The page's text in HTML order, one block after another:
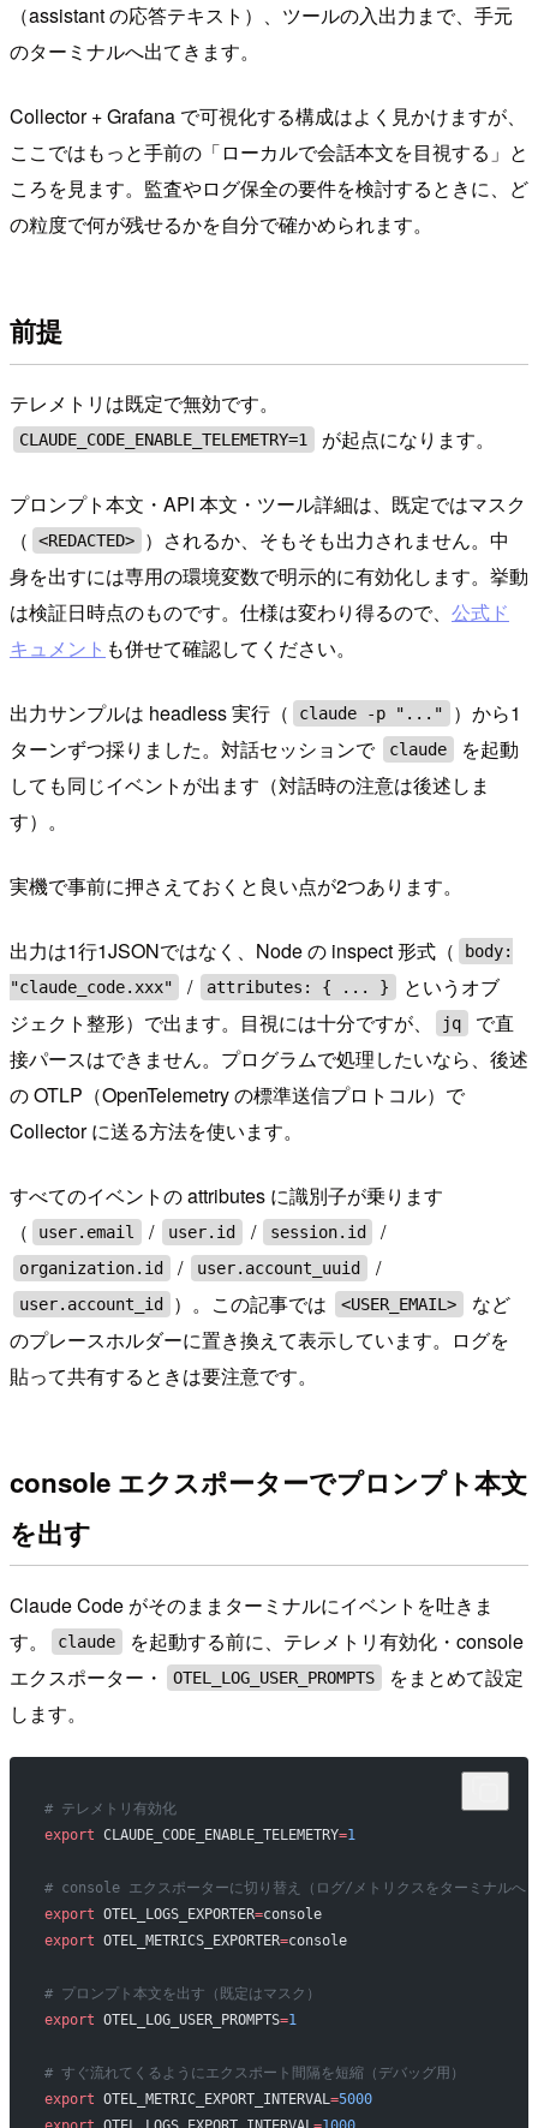
（assistant の応答テキスト）、ツールの入出力まで、手元
のターミナルへ出てきます。
Collector + Grafana で可視化する構成はよく見かけますが、
ここではもっと手前の「ローカルで会話本文を目視する」と
ころを見ます。監査やログ保全の要件を検討するときに、ど
の粒度で何が残せるかを自分で確かめられます。
前提
テレメトリは既定で無効です。
CLAUDE_CODE_ENABLE_TELEMETRY=1 が起点になります。
プロンプト本文・API 本文・ツール詳細は、既定ではマスク
（
<REDACTED>
）されるか、そもそも出力されません。中
身を出すには専用の環境変数で明示的に有効化します。挙動
は検証日時点のものです。仕様は変わり得るので、 公式ド
キュメント も併せて確認してください。
出力サンプルは headless 実行（ claude -p "..."
）から1
ターンずつ採りました。対話セッションで
claude
を起動
しても同じイベントが出ます（対話時の注意は後述しま
す）。
実機で事前に押さえておくと良い点が2つあります。
出力は1行1JSONではなく、Node の inspect 形式（
body:
"claude_code.xxx"
/ attributes: { ... }
というオブ
ジェクト整形）で出ます。目視には十分ですが、
jq
で直
接パースはできません。プログラムで処理したいなら、後述
の OTLP（OpenTelemetry の標準送信プロトコル）で
Collector に送る方法を使います。
すべてのイベントの attributes に識別子が乗ります
（
user.email / user.id / session.id /
organization.id / user.account_uuid /
user.account_id ）。この記事では <USER_EMAIL>
など
のプレースホルダーに置き換えて表示しています。ログを
貼って共有するときは要注意です。
console エクスポーターでプロンプト本文
を出す
Claude Code がそのままターミナルにイベントを吐きま
す。
claude
を起動する前に、テレメトリ有効化・console
エクスポーター・
OTEL_LOG_USER_PROMPTS
をまとめて設定
します。
# テレメトリ有効化
export CLAUDE_CODE_ENABLE_TELEMETRY=1
# console エクスポーターに切り替え（ログ/メトリクスをターミナルへ
export OTEL_LOGS_EXPORTER=console
export OTEL_METRICS_EXPORTER=console
# プロンプト本文を出す（既定はマスク）
export OTEL_LOG_USER_PROMPTS=1
# すぐ流れてくるようにエクスポート間隔を短縮（デバッグ用）
export OTEL_METRIC_EXPORT_INTERVAL =5000